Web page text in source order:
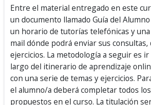
Entre el material entregado en este
un documento llamado Guía del
un horario de tutorías telefónicas y
mail dónde podrá enviar sus consultas,
ejercicios. La metodología a seguir es ir
largo del itinerario de aprendizaje
con una serie de temas y ejercicios.
el alumno/a deberá completar todos
propuestos en el curso. La titulación